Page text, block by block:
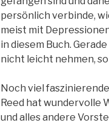
persönlich verbinde,
meist mit
in diesem Buch.
nicht leicht nehmen,
Noch viel
Reed hat wundervolle
und alles andere